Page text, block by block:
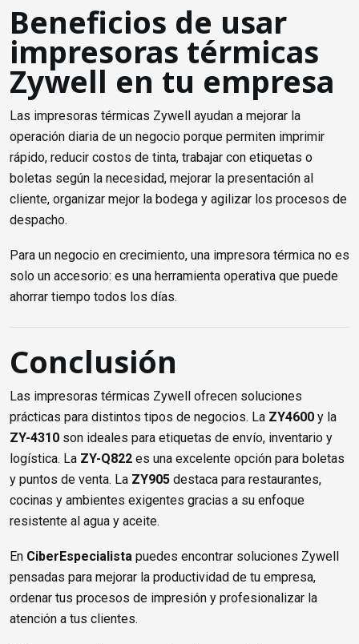
Beneficios de usar
impresoras térmicas
Zywell en tu empresa
Las impresoras térmicas Zywell ayudan a mejorar la
operación diaria de un negocio porque permiten imprimir
rápido, reducir costos de tinta, trabajar con etiquetas o
boletas según la necesidad, mejorar la presentación al
cliente, organizar mejor la bodega y agilizar los procesos de
despacho.
Para un negocio en crecimiento, una impresora térmica no es
solo un accesorio: es una herramienta operativa que puede
ahorrar tiempo todos los días.
Conclusión
Las impresoras térmicas Zywell ofrecen soluciones
prácticas para distintos tipos de negocios. La ZY4600 y la
ZY-4310 son ideales para etiquetas de envío, inventario y
logística. La ZY-Q822 es una excelente opción para boletas
y puntos de venta. La ZY905 destaca para restaurantes,
cocinas y ambientes exigentes gracias a su enfoque
resistente al agua y aceite.
En CiberEspecialista puedes encontrar soluciones Zywell
pensadas para mejorar la productividad de tu empresa,
ordenar tus procesos de impresión y profesionalizar la
atención a tus clientes.